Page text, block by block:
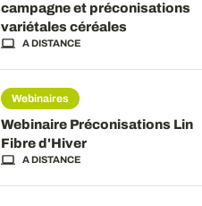
campagne et préconisations
variétales céréales
A DISTANCE
Webinaires
Webinaire Préconisations Lin
Fibre d'Hiver
A DISTANCE